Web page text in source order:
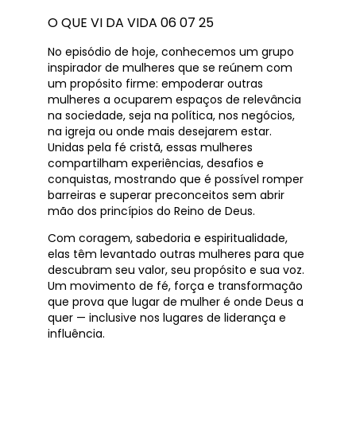
O QUE VI DA VIDA 06 07 25
No episódio de hoje, conhecemos um grupo
inspirador de mulheres que se reúnem com
um propósito firme: empoderar outras
mulheres a ocuparem espaços de relevância
na sociedade, seja na política, nos negócios,
na igreja ou onde mais desejarem estar.
Unidas pela fé cristã, essas mulheres
compartilham experiências, desafios e
conquistas, mostrando que é possível romper
barreiras e superar preconceitos sem abrir
mão dos princípios do Reino de Deus.
Com coragem, sabedoria e espiritualidade,
elas têm levantado outras mulheres para que
descubram seu valor, seu propósito e sua voz.
Um movimento de fé, força e transformação
que prova que lugar de mulher é onde Deus a
quer — inclusive nos lugares de liderança e
influência.